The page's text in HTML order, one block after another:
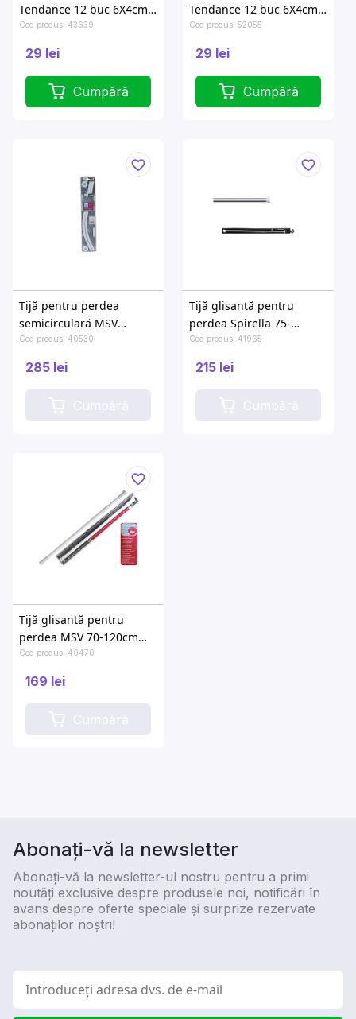
Tendance 12 buc 6X4cm,
albe, PP
Cod produs: 43639
29 lei
Cumpără
Tendance 12 buc 6X4cm
negre, polipropilen
Cod produs: 52055
29 lei
Cumpără
Tijă pentru perdea
semicirculară MSV
80X80/90X90cm alba
Cod produs: 40530
285 lei
Tijă glisantă pentru
perdea Spirella 75-
125cm, aluminiu
Cod produs: 41965
215 lei
Tijă glisantă pentru
perdea MSV 70-120cm
albă, aluminiu
Cod produs: 40470
169 lei
Abonați-vă la newsletter
Abonați-vă la newsletter-ul nostru pentru a primi
noutăți exclusive despre produsele noi, notificări în
avans despre oferte speciale și surprize rezervate
abonaților noștri!